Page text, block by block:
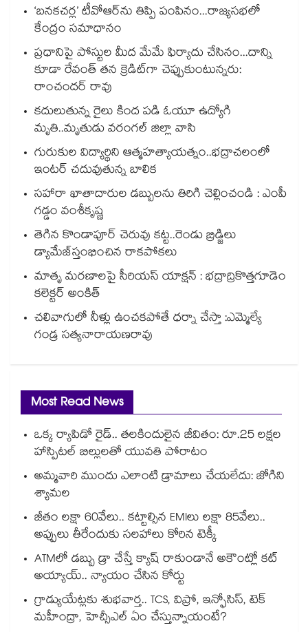
‘బనకచర్ల’ టీవోఆర్‌‌‌‌‌‌‌‌ను తిప్పి పంపినం...రాజ్యసభలో
కేంద్రం సమాధానం
ప్రధానిపై పోస్టుల మీద మేమే ఫిర్యాదు చేసినం...దాన్ని
కూడా రేవంత్ తన క్రెడిట్‌‌‌‌గా చెప్పుకుంటున్నరు:
రాంచందర్ రావు
కదులుతున్న రైలు కింద పడి ఓయూ ఉద్యోగి
మృతి..మృతుడు వరంగల్ జిల్లా వాసి
గురుకుల విద్యార్థిని ఆత్మహత్యాయత్నం..భద్రాచలంలో
ఇంటర్ చదువుతున్న బాలిక
సహారా ఖాతాదారుల డబ్బులను తిరిగి చెల్లించండి : ఎంపీ
గడ్డం వంశీకృష్ణ
తెగిన కొండాపూర్‌‌‌‌ చెరువు కట్ట..రెండు బ్రిడ్జి‌‌‌‌లు
డ్యామేజ్‌‌‌‌‌‌‌‌స్తంభించిన రాకపోకలు ‌‌‌‌
మాతృ మరణాలపై సీరియస్ యాక్షన్ : భద్రాద్రికొత్తగూడెం
కలెక్టర్ అంకిత్
చలివాగులో నీళ్లు ఉంచకపోతే ధర్నా చేస్తా :ఎమ్మెల్యే
గండ్ర సత్యనారాయణరావు
Most Read News
ఒక్క ర్యాపిడో రైడ్.. తలకిందులైన జీవితం: రూ.25 లక్షల
హాస్పిటల్ బిల్లులతో యువతి పోరాటం
అమ్మవారి ముందు ఎలాంటి డ్రామాలు చేయలేదు: జోగిని
శ్యామల
జీతం లక్షా 60వేలు.. కట్టాల్సిన EMIలు లక్షా 85వేలు..
అప్పులు తీరేందుకు సలహాలు కోరిన టెక్కీ
ATMలో డబ్బు డ్రా చేస్తే క్యాష్ రాకుండానే అకౌంట్లో కట్
అయ్యాయ్.. న్యాయం చేసిన కోర్టు
గ్రాడ్యుయేట్లకు శుభవార్త.. TCS, విప్రో, ఇన్ఫోసిస్, టెక్
మహీంద్రా, హెచ్సీఎల్ ఏం చేస్తున్నాయంటే?